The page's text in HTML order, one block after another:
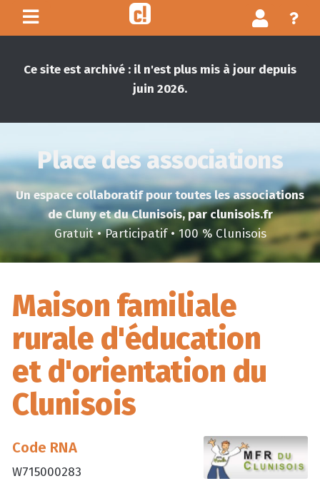
Ce site est archivé : il n'est plus mis à jour depuis
juin 2026.
Place des associations
Un espace collaboratif pour toutes les associations
de Cluny et du Clunisois, par clunisois.fr
Gratuit • Participatif • 100 % Clunisois
Maison familiale
rurale d'éducation
et d'orientation du
Clunisois
Code RNA
W715000283